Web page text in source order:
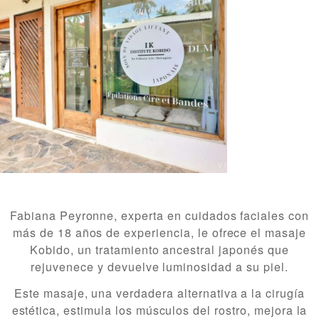
Fabiana Peyronne, experta en cuidados faciales con
más de 18 años de experiencia, le ofrece el masaje
Kobido, un tratamiento ancestral japonés que
rejuvenece y devuelve luminosidad a su piel.
Este masaje, una verdadera alternativa a la cirugía
estética, estimula los músculos del rostro, mejora la